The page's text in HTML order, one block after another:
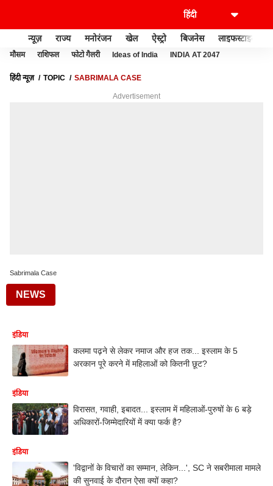
न्यूज़ राज्य मनोरंजन खेल ऐस्ट्रो बिजनेस लाइफस्टाइल
मौसम राशिफल फोटो गैलरी Ideas of India INDIA AT 2047
हिंदी न्यूज़ TOPIC SABRIMALA CASE
Advertisement
Sabrimala Case
NEWS
इंडिया
कलमा पढ़ने से लेकर नमाज और हज तक... इस्लाम के 5
अरकान पूरे करने में महिलाओं को कितनी छूट?
इंडिया
विरासत, गवाही, इबादत... इस्लाम में महिलाओं-पुरुषों के 6 बड़े
अधिकारों-जिम्मेदारियों में क्या फर्क है?
इंडिया
'विद्वानों के विचारों का सम्मान, लेकिन...', SC ने सबरीमाला मामले
की सुनवाई के दौरान ऐसा क्यों कहा?